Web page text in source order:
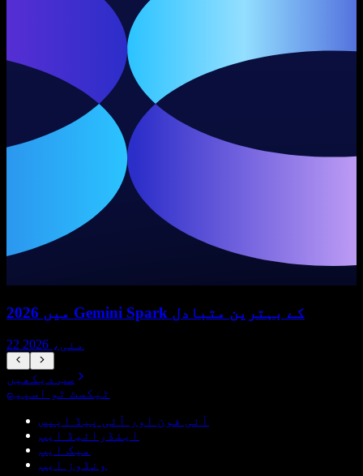
2026 میں Gemini Spark کے بہترین متبادل
22 مئی، 2026
سب دیکھیں
ٹیکسٹ ٹو اسپیچ
آئی فون اور آئی پیڈ ایپس
اینڈرائیڈ ایپ
میک ایپ
ونڈوز ایپ